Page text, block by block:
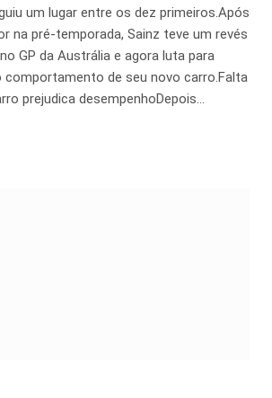
um lugar entre os dez primeiros.Após
na pré-temporada, Sainz teve um revés
GP da Austrália e agora luta para
comportamento de seu novo carro.Falta
prejudica desempenhoDepois…